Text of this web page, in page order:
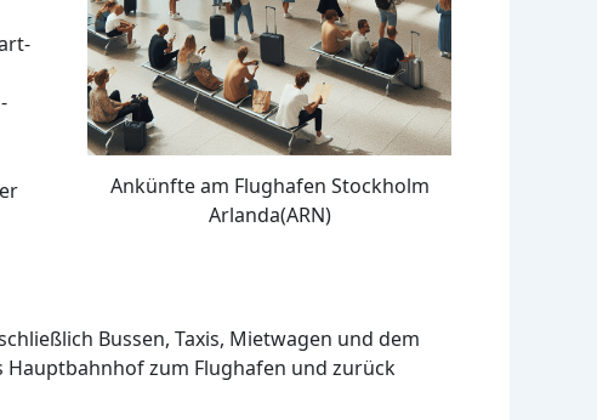
Ankünfte am Flughafen Stockholm
Arlanda(ARN)
Bussen, Taxis, Mietwagen und dem
Hauptbahnhof zum Flughafen und zurück